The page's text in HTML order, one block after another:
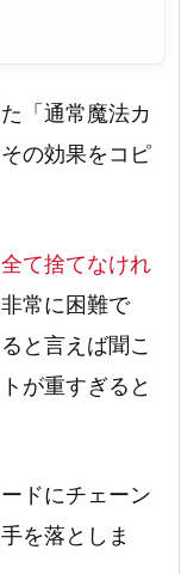
「通常魔法カ
の効果をコピ
て捨てなけれ
常に困難で
と言えば聞こ
が重すぎると
ドにチェーン
を落としま